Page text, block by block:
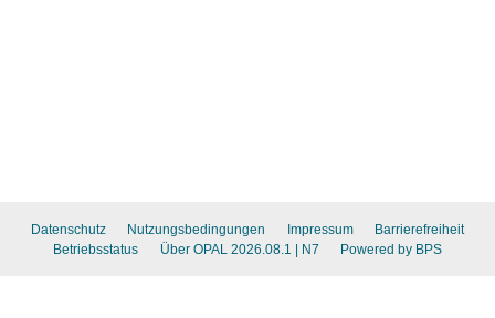
Datenschutz Nutzungsbedingungen Impressum
Barrierefreiheit
Betriebsstatus
Über OPAL 2026.08.1 | N7 Powered by BPS